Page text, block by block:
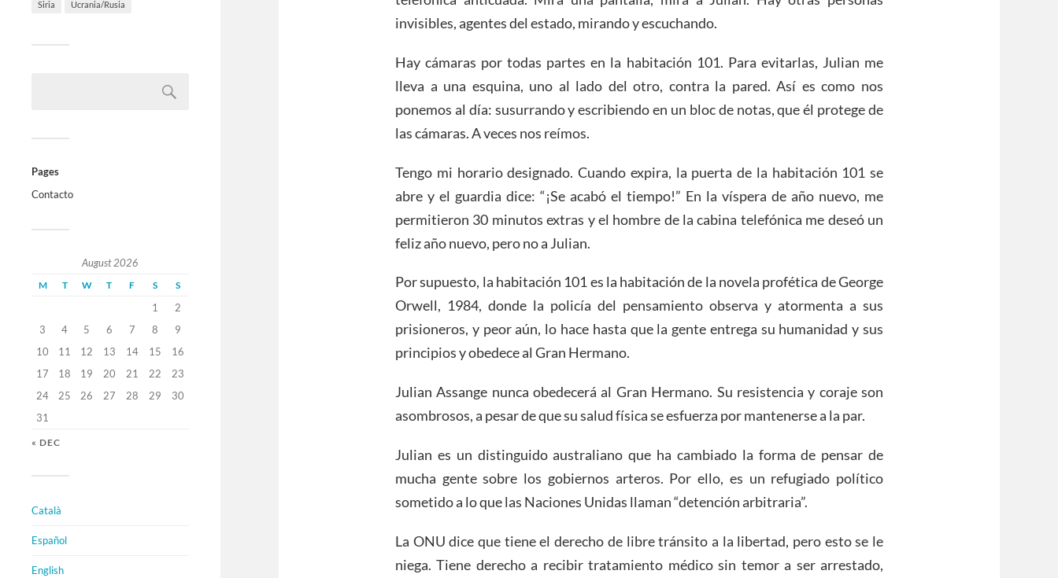
Siria Ucrania/Rusia
Pages
Contacto
August 2026
M T W T F S S
1
2
3
4 5 6 7 8
9
10
11 12 13 14 15
16
17
18 19 20 21 22
23
24
25 26 27 28 29
30
31
« DEC
Català
Español
English
invisibles, agentes del estado, mirando y escuchando.
Hay cámaras por todas partes en la habitación 101. Para evitarlas, Julian me
lleva a una esquina, uno al lado del otro, contra la pared. Así es como nos
ponemos al día: susurrando y escribiendo en un bloc de notas, que él protege de
las cámaras. A veces nos reímos.
Tengo mi horario designado. Cuando expira, la puerta de la habitación 101 se
abre y el guardia dice: “¡Se acabó el tiempo!” En la víspera de año nuevo, me
permitieron 30 minutos extras y el hombre de la cabina telefónica me deseó un
feliz año nuevo, pero no a Julian.
Por supuesto, la habitación 101 es la habitación de la novela profética de George
Orwell, 1984, donde la policía del pensamiento observa y atormenta a sus
prisioneros, y peor aún, lo hace hasta que la gente entrega su humanidad y sus
principios y obedece al Gran Hermano.
Julian Assange nunca obedecerá al Gran Hermano. Su resistencia y coraje son
asombrosos, a pesar de que su salud física se esfuerza por mantenerse a la par.
Julian es un distinguido australiano que ha cambiado la forma de pensar de
mucha gente sobre los gobiernos arteros. Por ello, es un refugiado político
sometido a lo que las Naciones Unidas llaman “detención arbitraria”.
La ONU dice que tiene el derecho de libre tránsito a la libertad, pero esto se le
niega. Tiene derecho a recibir tratamiento médico sin temor a ser arrestado,